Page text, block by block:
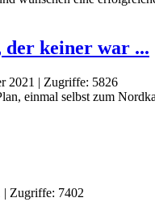
keiner war ...
2021 | Zugriffe: 5826
| Zugriffe: 7402